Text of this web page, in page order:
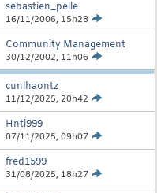
sebastien_pelle
16/11/2006, 15h28
Community Management
30/12/2002, 11h06
cunlhaontz
11/12/2025, 20h42
Hnti999
07/11/2025, 09h07
fred1599
31/08/2025, 18h27